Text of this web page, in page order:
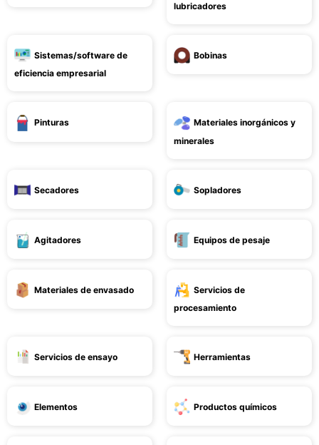
lubricadores
Sistemas/software de
eficiencia empresarial
Bobinas
Pinturas
Materiales inorgánicos y
minerales
Secadores Sopladores
Agitadores Equipos de pesaje
Materiales de envasado
Servicios de
procesamiento
Servicios de ensayo Herramientas
Elementos Productos químicos